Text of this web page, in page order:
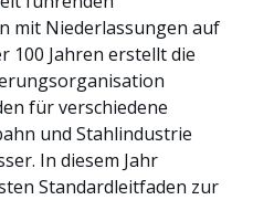
mit Niederlassungen auf
100 Jahren erstellt die
für verschiedene
und Stahlindustrie
In diesem Jahr
Standardleitfaden zur